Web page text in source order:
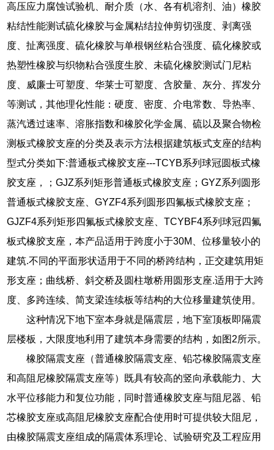
高压应力腐蚀试验机、耐介质（水、各有机溶剂、油）橡胶
粘结性能测试硫化橡胶与金属粘结拉伸剪切强度、剥离强
度、扯离强度、硫化橡胶与单根钢丝粘合强度、硫化橡胶或
热塑性橡胶与织物粘合强度生胶、未硫化橡胶测试门尼粘
度、威廉士可塑度、华莱士可塑度、含胶量、灰分、挥发分
等测试，其他理化性能：硬度、密度、介电常数、导热率、
蒸汽透过速率、溶胀指数和橡胶化学金属、硫以及聚合物检
测板式橡胶支座的分类及表示方法根据建筑板式支座的结构
型式分类如下:普通板式橡胶支座---TCYB系列球冠圆板式橡
胶支座，；GJZ系列矩形普通板式橡胶支座；GYZ系列圆形
普通板式橡胶支座、GYZF4系列圆形四氟板式橡胶支座；
GJZF4系列矩形四氟板式橡胶支座、TCYBF4系列球冠四氟
板式橡胶支座，本产品适用于跨度小于30M、位移量较小的
建筑.不同的平面形状适用于不同的桥跨结构，正交建筑用矩
形支座；曲线桥、斜交桥及圆柱墩桥用圆形支座.适用于大跨
度、多跨连续、简支梁连续板等结构的大位移量建筑使用。
这种情况下地下室本身就是隔震层，地下室顶板即隔震
层楼板，大限度地利用了建筑本身需要的结构，如图2所示。
橡胶隔震支座（普通橡胶隔震支座、铅芯橡胶隔震支座
和高阻尼橡胶隔震支座等）既具有较高的竖向承载能力、大
水平位移能力和复位功能，同时普通橡胶支座与阻尼器、铅
芯橡胶支座或高阻尼橡胶支座配合使用时可提供较大阻尼，
由橡胶隔震支座组成的隔震体系理论、试验研究及工程应用